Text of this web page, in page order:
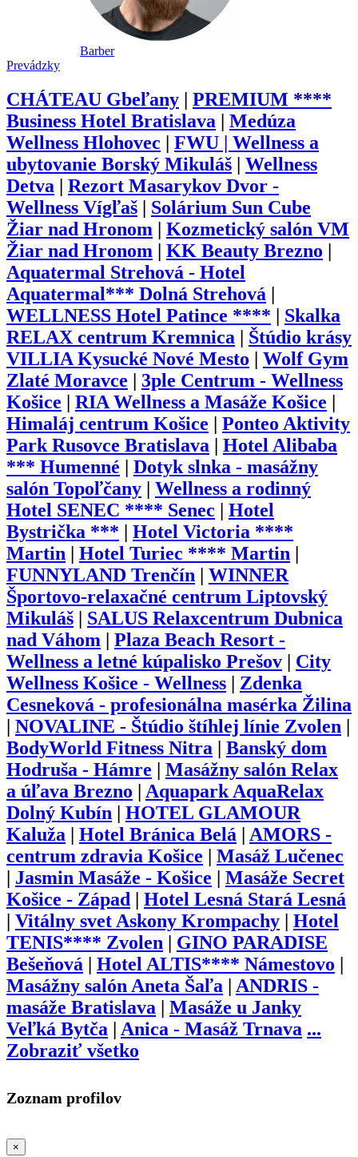
Barber
Prevádzky
CHÁTEAU Gbeľany
PREMIUM ****
Business Hotel Bratislava
Medúza
Wellness Hlohovec
FWU | Wellness a
ubytovanie Borský Mikuláš
Wellness
Detva
Rezort Masarykov Dvor -
Wellness Vígľaš
Solárium Sun Cube
Žiar nad Hronom
Kozmetický salón VM
Žiar nad Hronom
KK Beauty Brezno
Aquatermal Strehová - Hotel
Aquatermal*** Dolná Strehová
WELLNESS Hotel Patince ****
Skalka
RELAX centrum Kremnica
Štúdio krásy
VILLIA Kysucké Nové Mesto
Wolf Gym
Zlaté Moravce
3ple Centrum - Wellness
Košice
RIA Wellness a Masáže Košice
Himaláj centrum Košice
Ponteo Aktivity
Park Rusovce Bratislava
Hotel Alibaba
*** Humenné
Dotyk slnka - masážny
salón Topoľčany
Wellness a rodinný
Hotel SENEC **** Senec
Hotel
Bystrička ***
Hotel Victoria ****
Martin
Hotel Turiec **** Martin
FUNNYLAND Trenčín
WINNER
Športovo-relaxačné centrum Liptovský
Mikuláš
SALUS Relaxcentrum Dubnica
nad Váhom
Plaza Beach Resort -
Wellness a letné kúpalisko Prešov
City
Wellness Košice - Wellness
Zdenka
Cesneková - profesionálna masérka Žilina
NOVALINE - Štúdio štíhlej línie Zvolen
BodyWorld Fitness Nitra
Banský dom
Hodruša - Hámre
Masážny salón Relax
a úľava Brezno
Aquapark AquaRelax
Dolný Kubín
HOTEL GLAMOUR
Kaluža
Hotel Bránica Belá
AMORS -
centrum zdravia Košice
Masáž Lučenec
Jasmin Masáže - Košice
Masáže Secret
Košice - Západ
Hotel Lesná Stará Lesná
Vitálny svet Askony Krompachy
Hotel
TENIS**** Zvolen
GINO PARADISE
Bešeňová
Hotel ALTIS**** Námestovo
Masážny salón Aneta Šaľa
ANDRIS -
masáže Bratislava
Masáže u Janky
Veľká Bytča
Anica - Masáž Trnava ...
Zobraziť všetko
Zoznam profilov
×